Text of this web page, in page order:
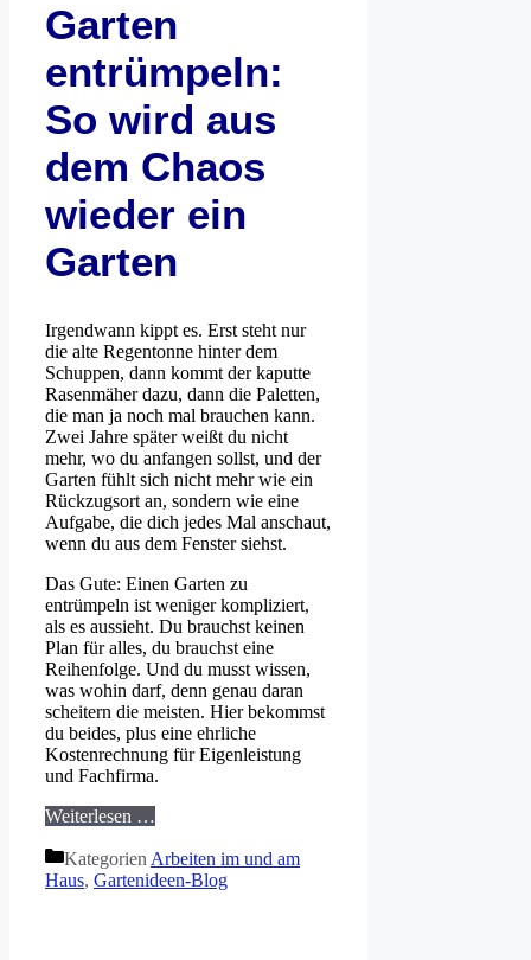
Garten
entrümpeln:
So wird aus
dem Chaos
wieder ein
Garten
Irgendwann kippt es. Erst steht nur
die alte Regentonne hinter dem
Schuppen, dann kommt der kaputte
Rasenmäher dazu, dann die Paletten,
die man ja noch mal brauchen kann.
Zwei Jahre später weißt du nicht
mehr, wo du anfangen sollst, und der
Garten fühlt sich nicht mehr wie ein
Rückzugsort an, sondern wie eine
Aufgabe, die dich jedes Mal anschaut,
wenn du aus dem Fenster siehst.
Das Gute: Einen Garten zu
entrümpeln ist weniger kompliziert,
als es aussieht. Du brauchst keinen
Plan für alles, du brauchst eine
Reihenfolge. Und du musst wissen,
was wohin darf, denn genau daran
scheitern die meisten. Hier bekommst
du beides, plus eine ehrliche
Kostenrechnung für Eigenleistung
und Fachfirma.
Weiterlesen …
KategorienArbeiten im und am
Haus, Gartenideen-Blog